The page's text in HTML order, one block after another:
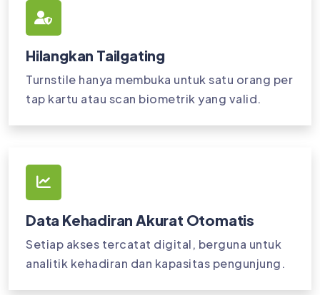
Hilangkan Tailgating
Turnstile hanya membuka untuk satu orang per
tap kartu atau scan biometrik yang valid.
Data Kehadiran Akurat Otomatis
Setiap akses tercatat digital, berguna untuk
analitik kehadiran dan kapasitas pengunjung.